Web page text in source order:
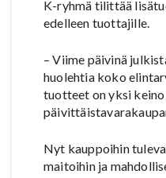
K-ryhmä tilittää
edelleen tuottajille.
– Viime päivinä
huolehtia koko
tuotteet on yksi
Nyt kauppoihin
maitoihin ja